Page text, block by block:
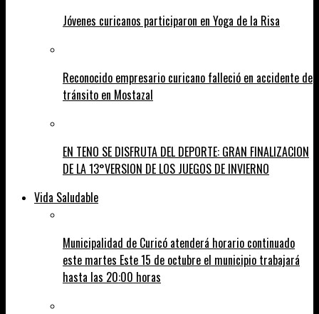
Jóvenes curicanos participaron en Yoga de la Risa
Reconocido empresario curicano falleció en accidente de
tránsito en Mostazal
EN TENO SE DISFRUTA DEL DEPORTE: GRAN FINALIZACION
DE LA 13°VERSION DE LOS JUEGOS DE INVIERNO
Vida Saludable
Municipalidad de Curicó atenderá horario continuado
este martes Este 15 de octubre el municipio trabajará
hasta las 20:00 horas